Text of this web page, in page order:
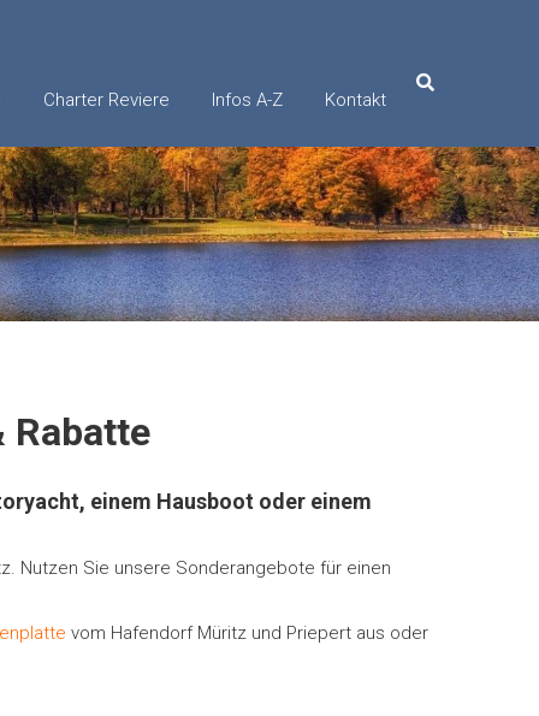
Charter Reviere Infos A-Z Kontakt
Rabatte
einem Hausboot oder einem
Nutzen Sie unsere Sonderangebote für einen
vom Hafendorf Müritz und Priepert aus oder